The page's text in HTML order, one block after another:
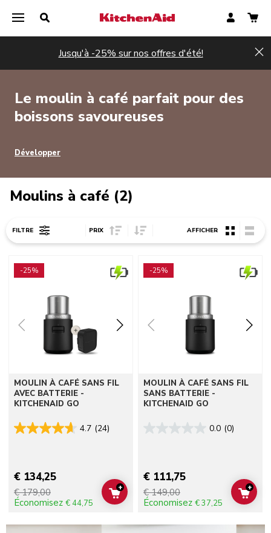
Jusqu'à -25% sur nos offres d'été!
Le moulin à café parfait pour des
boissons savoureuses
Développer
Moulins à café (2)
FILTRE PRIX Sort Price ascending
Sort Price descending
AFFICHER
-25%
MOULIN À CAFÉ SANS FIL
AVEC BATTERIE -
KITCHENAID GO
4.7 (24)
€ 134,25
€ 179,00
Économisez € 44,75
ADD TO CART
+
-25%
MOULIN À CAFÉ SANS FIL
SANS BATTERIE -
KITCHENAID GO
0.0 (0)
€ 111,75
€ 149,00
Économisez € 37,25
ADD
+